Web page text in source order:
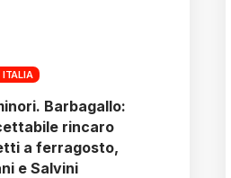
ITALIA
Barbagallo:
rincaro
a ferragosto,
e Salvini